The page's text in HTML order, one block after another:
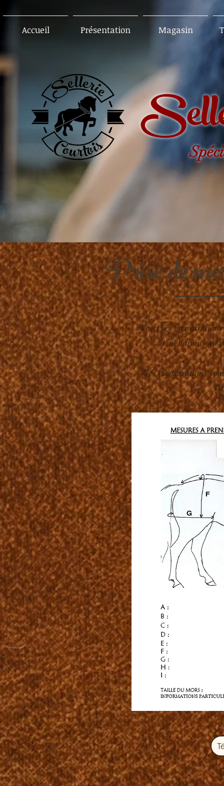
Prise de
Voici les
d'un harnais ou
Ces mensurations
Accueil Présentation Magasin